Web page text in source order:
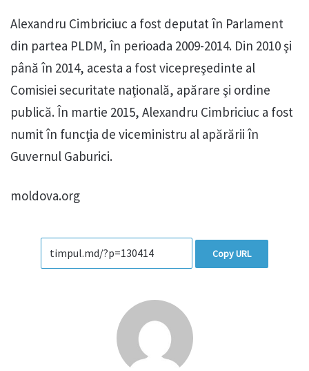
Alexandru Cimbriciuc a fost deputat în Parlament
din partea PLDM, în perioada 2009-2014. Din 2010 şi
până în 2014, acesta a fost vicepreşedinte al
Comisiei securitate naţională, apărare şi ordine
publică. În martie 2015, Alexandru Cimbriciuc a fost
numit în funcţia de viceministru al apărării în
Guvernul Gaburici.
moldova.org
Copy URL